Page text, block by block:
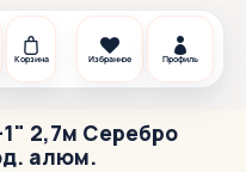
Корзина Избранное Профиль
2,7м Серебро
алюм.